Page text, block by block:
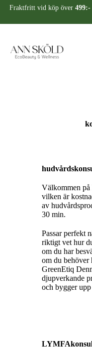
Fraktfritt vid köp över 499:-
Välkommen på
vilken är
av
30 min.
Passar perfekt
riktigt vet hur
om du har
om du behöver
GreenEtiq
djupverkande
och bygger